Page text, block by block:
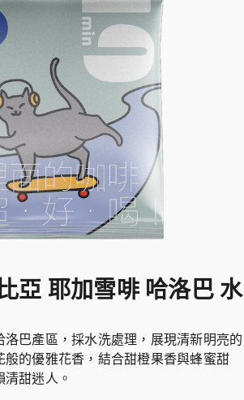
亞 耶加雪啡 哈洛巴 水
巴產區，採水洗處理，展現清新明亮的
的優雅花香，結合甜橙果香與蜂蜜甜
甜迷人。